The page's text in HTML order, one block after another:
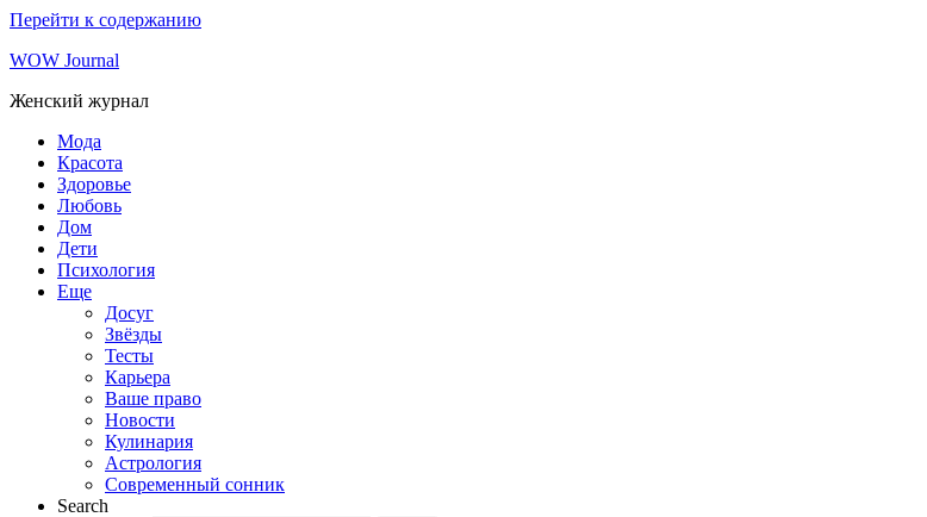
Перейти к содержанию
WOW Journal
Женский журнал
Мода
Красота
Здоровье
Любовь
Дом
Дети
Психология
Еще
Досуг
Звёзды
Тесты
Карьера
Ваше право
Новости
Кулинария
Астрология
Современный сонник
Search